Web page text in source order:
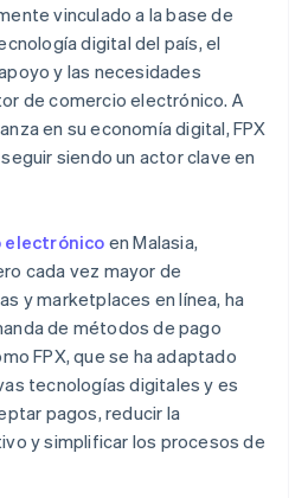
vinculado a la base de
digital del país, el
y las necesidades
de comercio electrónico. A
en su economía digital, FPX
siendo un actor clave en
electrónico en Malasia,
cada vez mayor de
y marketplaces en línea, ha
de métodos de pago
FPX, que se ha adaptado
tecnologías digitales y es
pagos, reducir la
y simplificar los procesos de